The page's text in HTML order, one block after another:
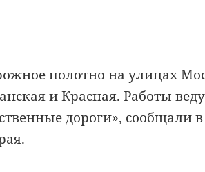
полотно на улицах
и Красная. Работы
дороги», сообщали